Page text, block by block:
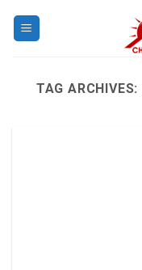
TAG ARCHIVES: